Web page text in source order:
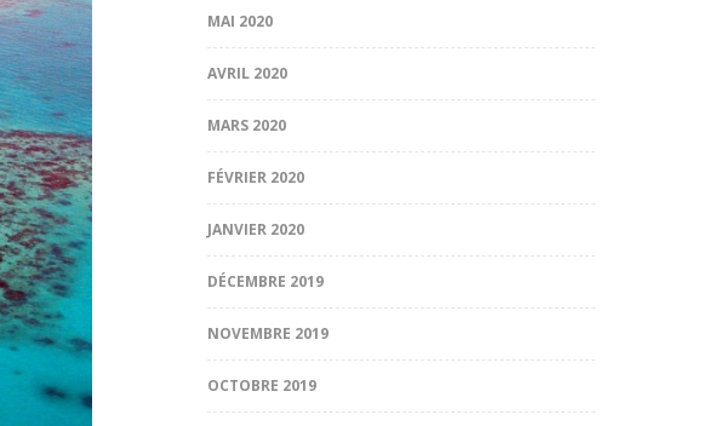
MAI 2020
AVRIL 2020
MARS 2020
FÉVRIER 2020
JANVIER 2020
DÉCEMBRE 2019
NOVEMBRE 2019
OCTOBRE 2019